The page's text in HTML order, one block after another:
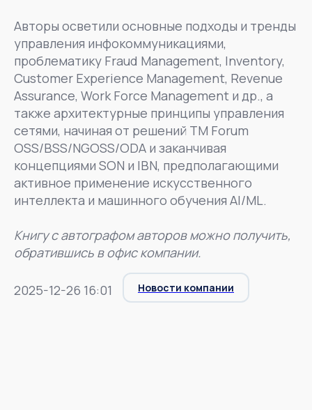
Авторы осветили основные подходы и тренды
управления инфокоммуникациями,
проблематику Fraud Management, Inventory,
Customer Experience Management, Revenue
Assurance, Work Force Management и др., а
также архитектурные принципы управления
сетями, начиная от решений TM Forum
OSS/BSS/NGOSS/ODA и заканчивая
концепциями SON и IBN, предполагающими
активное применение искусственного
интеллекта и машинного обучения AI/ML.
Книгу с автографом авторов можно получить,
обратившись в офис компании.
2025-12-26 16:01 Новости компании